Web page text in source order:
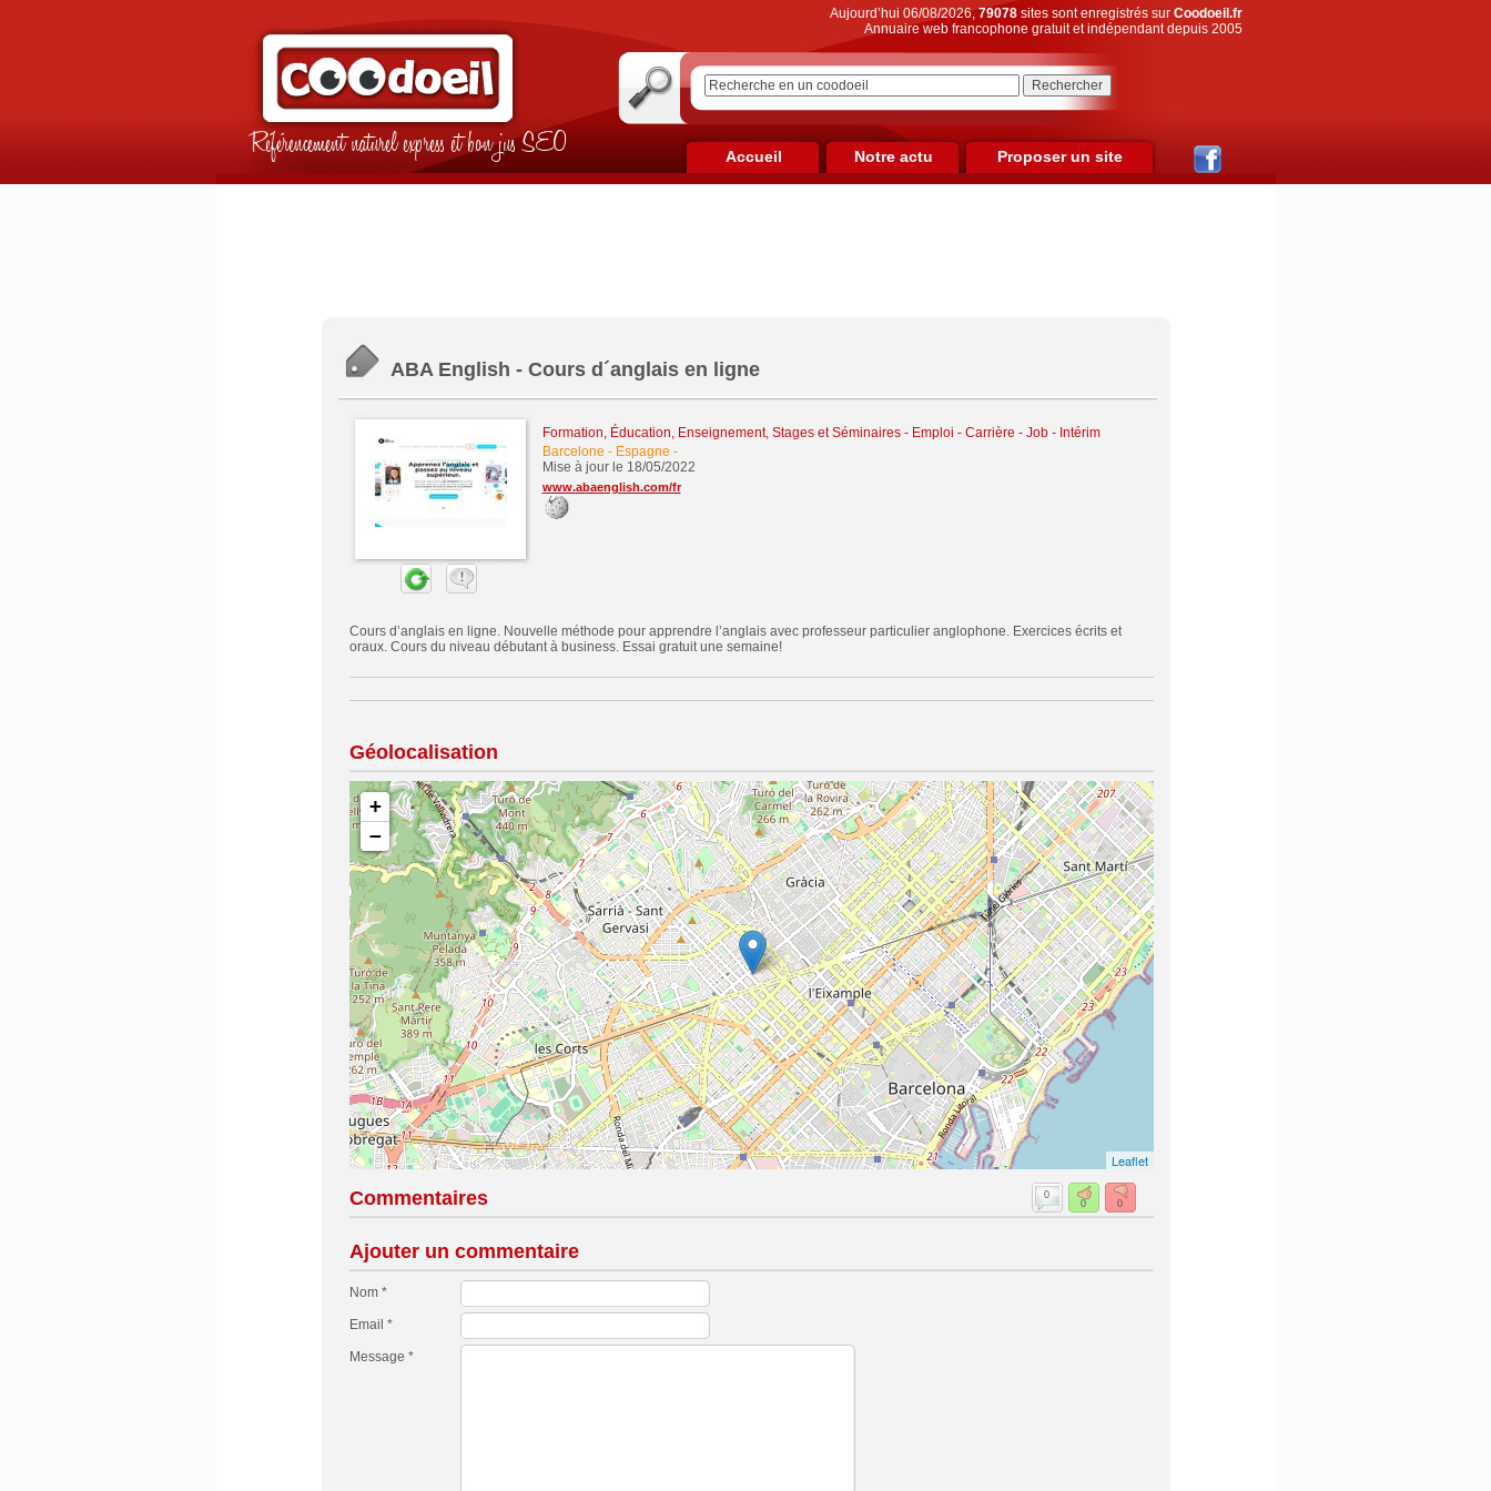
Référencement naturel express et bon jus SEO
Aujourd’hui 06/08/2026,79078sites sont enregistrés sur Coodoeil.fr
Annuaire web francophone gratuit et indépendant depuis 2005
Accueil Notre actu Proposer un site
ABA English - Cours d´anglais en ligne
Formation, Éducation, Enseignement, Stages et Séminaires- Emploi - Carrière - Job - Intérim
Barcelone - Espagne -
Mise à jour le 18/05/2022
www.abaenglish.com/fr
Cours d’anglais en ligne. Nouvelle méthode pour apprendre l’anglais avec professeur particulier anglophone. Exercices écrits et
oraux. Cours du niveau débutant à business. Essai gratuit une semaine!
Géolocalisation
+
−
Leaflet
Commentaires
0
0
0
Ajouter un commentaire
Nom *
Email *
Message *